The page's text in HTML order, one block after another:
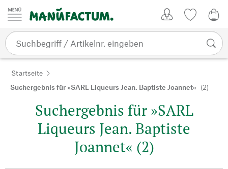
Zum Inhalt springen
Startseite
Suchergebnis für »SARL Liqueurs Jean. Baptiste Joannet« (2)
Suchergebnis für »SARL
Liqueurs Jean. Baptiste
Joannet« (2)